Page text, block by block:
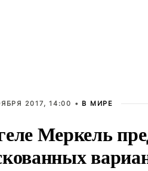
2017, 14:00 • В МИРЕ
Меркель